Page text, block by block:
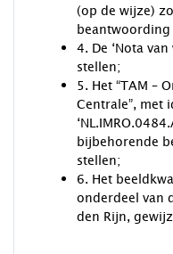
(op de wijze)
beantwoording
4. De ‘Nota
stellen;
5. Het “TAM –
Centrale”, met
bijbehorende
stellen;
6. Het
onderdeel van
den Rijn,